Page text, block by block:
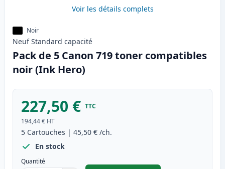
Voir les détails complets
Noir
Neuf Standard capacité
Pack de 5 Canon 719 toner compatibles
noir (Ink Hero)
227,50 € TTC
194,44 € HT
5 Cartouches | 45,50 € /ch.
En stock
Quantité